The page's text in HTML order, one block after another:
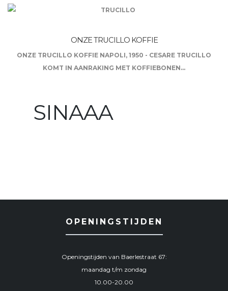
ONZE TRUCILLO KOFFIE
ONZE TRUCILLO KOFFIE NAPOLI, 1950 - CESARE TRUCILLO
KOMT IN AANRAKING MET KOFFIEBONEN...
SINAAA
OPENINGSTIJDEN
Openingstijden van Baerlestraat 67:
maandag t/m zondag
10.00-20.00